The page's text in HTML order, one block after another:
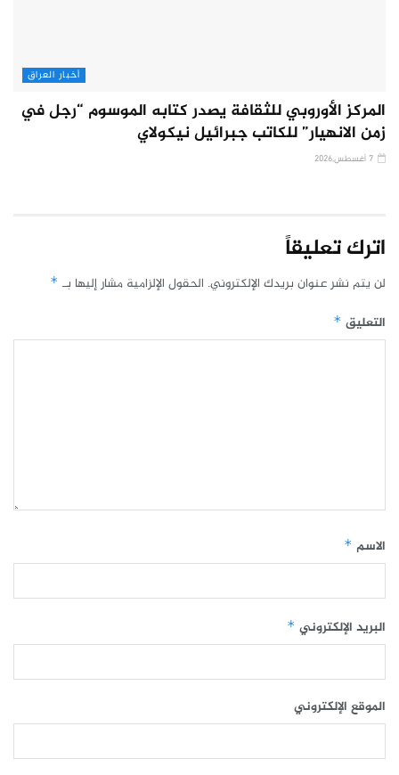
أخبار العراق
المركز الأوروبي للثقافة يصدر كتابه الموسوم “رجل في
زمن الانهيار” للكاتب جبرائيل نيكولاي
اترك تعليقاً
لن يتم نشر عنوان بريدك الإلكتروني. الحقول الإلزامية مشار إليها بـ *
التعليق *
الاسم *
البريد الإلكتروني *
الموقع الإلكتروني